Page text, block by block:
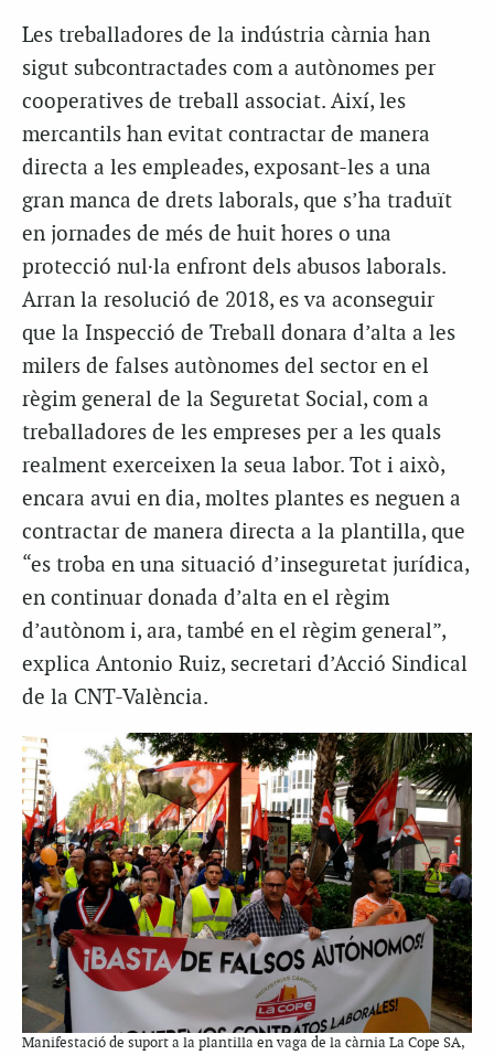
Les treballadores de la indústria càrnia han
sigut subcontractades com a autònomes per
cooperatives de treball associat. Així, les
mercantils han evitat contractar de manera
directa a les empleades, exposant-les a una
gran manca de drets laborals, que s’ha traduït
en jornades de més de huit hores o una
protecció nul·la enfront dels abusos laborals.
Arran la resolució de 2018, es va aconseguir
que la Inspecció de Treball donara d’alta a les
milers de falses autònomes del sector en el
règim general de la Seguretat Social, com a
treballadores de les empreses per a les quals
realment exerceixen la seua labor. Tot i això,
encara avui en dia, moltes plantes es neguen a
contractar de manera directa a la plantilla, que
“es troba en una situació d’inseguretat jurídica,
en continuar donada d’alta en el règim
d’autònom i, ara, també en el règim general”,
explica Antonio Ruiz, secretari d’Acció Sindical
de la CNT-València.
Manifestació de suport a la plantilla en vaga de la càrnia La Cope SA,